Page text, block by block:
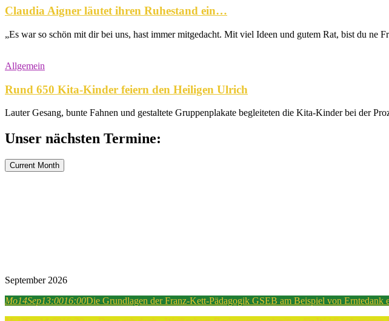
Claudia Aigner läutet ihren Ruhestand ein…
„Es war so schön mit dir bei uns, hast immer mitgedacht. Mit viel Ideen und gutem Rat, bist du ne
Allgemein
Rund 650 Kita-Kinder feiern den Heiligen Ulrich
Lauter Gesang, bunte Fahnen und gestaltete Gruppenplakate begleiteten die Kita-Kinder bei der
Unser nächsten Termine:
Current Month
September 2026
Mo14Sep13:0016:00Die Grundlagen der Franz-Kett-Pädagogik GSEB am Beispiel von Erntedank